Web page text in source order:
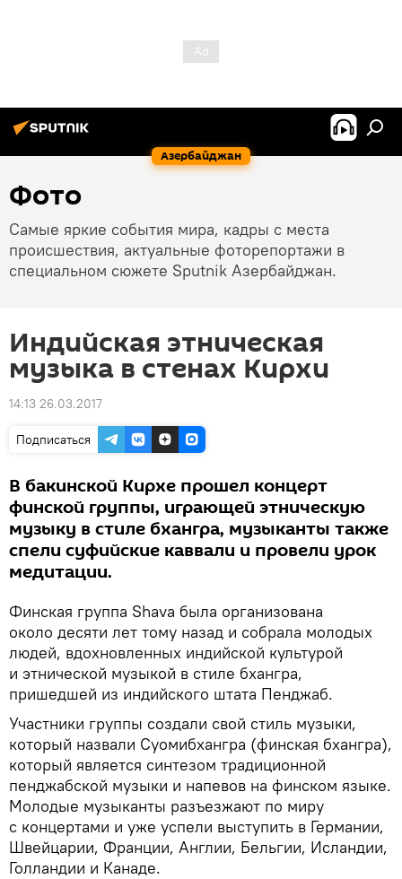
Азербайджан
Фото
Самые яркие события мира, кадры с места
происшествия, актуальные фоторепортажи в
специальном сюжете Sputnik Азербайджан.
Индийская этническая
музыка в стенах Кирхи
14:13 26.03.2017
Подписаться
В бакинской Кирхе прошел концерт
финской группы, играющей этническую
музыку в стиле бхангра, музыканты также
спели суфийские каввали и провели урок
медитации.
Финская группа Shava была организована
около десяти лет тому назад и собрала молодых
людей, вдохновленных индийской культурой
и этнической музыкой в стиле бхангра,
пришедшей из индийского штата Пенджаб.
Участники группы создали свой стиль музыки,
который назвали Суомибхангра (финская бхангра),
который является синтезом традиционной
пенджабской музыки и напевов на финском языке.
Молодые музыканты разъезжают по миру
с концертами и уже успели выступить в Германии,
Швейцарии, Франции, Англии, Бельгии, Исландии,
Голландии и Канаде.